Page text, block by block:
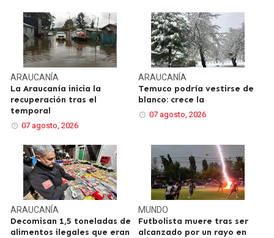
ARAUCANÍA
La Araucanía inicia la
recuperación tras el
temporal
07 agosto, 2026
ARAUCANÍA
Temuco podría vestirse de
blanco: crece la
07 agosto, 2026
ARAUCANÍA
Decomisan 1,5 toneladas de
alimentos ilegales que eran
MUNDO
Futbolista muere tras ser
alcanzado por un rayo en